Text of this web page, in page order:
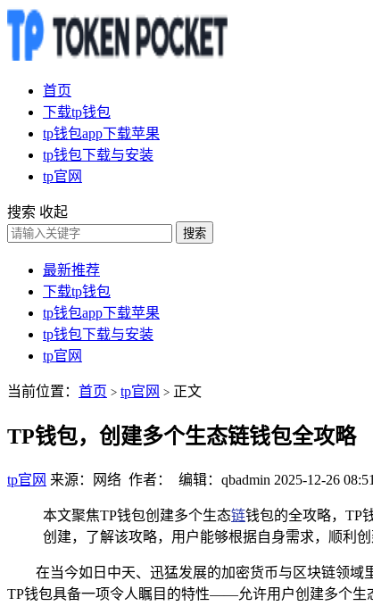
首页
下载tp钱包
tp钱包app下载苹果
tp钱包下载与安装
tp官网
搜索 收起
搜索
最新推荐
下载tp钱包
tp钱包app下载苹果
tp钱包下载与安装
tp官网
当前位置： 首页 > tp官网 > 正文
TP钱包，创建多个生态链钱包全攻略
tp官网 来源：网络 作者： 编辑：qbadmin 2025-12-26
本文聚焦TP钱包创建多个生态链钱包的全攻略，TP
创建，了解该攻略，用户能够根据自身需求，顺利
在当今如日中天、迅猛发展的加密货币与区块链领域
TP钱包具备一项令人瞩目的特性——允许用户创建多个生